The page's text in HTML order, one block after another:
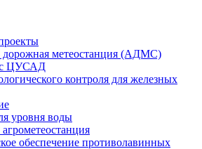
дорожная метеостанция (АДМС)
с ЦУСАД
контроля для железных
уровня воды
обеспечение противолавинных